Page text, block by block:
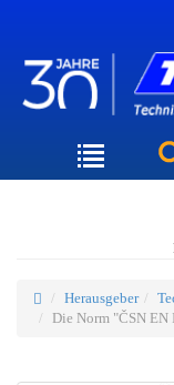
Herausgeber
Die Norm "ČSN EN